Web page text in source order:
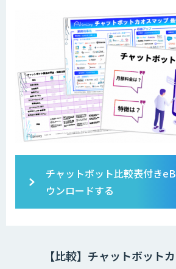
チャットボット比較表付き
ウンロードする
【比較】チャットボット